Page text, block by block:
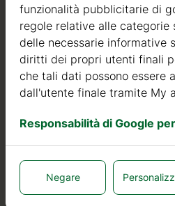
Il legno di abete nordico si
caratteristiche ideali per la
di colore molto chiaro, con pochi
sua resistenza al marciume,
Oltre ad investire nel legname,
in macchinari automatici per
qualità sempre più elevata.
Possiamo affermare con
resi o difetti è inferiore allo
settore è 10 volte più alto, pari al
funzionalità pubblicitarie di
regole relative alle categorie
delle necessarie informative
diritti dei propri utenti finali
che tali dati possono essere
dall'utente finale tramite My
Responsabilità di Google
Negare